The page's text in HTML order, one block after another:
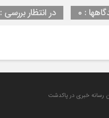
: 0 در انتظار بررسی : 0
رسانه خبری در پاکدشت